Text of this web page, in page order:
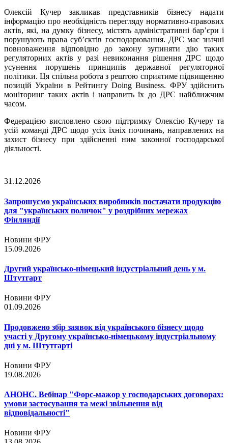
Олексій Кучер закликав представників бізнесу надати
інформацію про необхідність перегляду нормативно-правових
актів, які, на думку бізнесу, містять адміністративні бар’єри і
порушують права суб’єктів господарювання. ДРС має значні
повноваження відповідно до закону зупиняти дію таких
регуляторних актів у разі невиконання рішення ДРС щодо
усунення порушень принципів державної регуляторної
політики. Ця спільна робота з рештою сприятиме підвищенню
позицій України в Рейтингу Doing Business. ФРУ здійснить
моніторинг таких актів і направить їх до ДРС найближчим
часом.
Федерацією висловлено свою підтримку Олексію Кучеру та
усій команді ДРС щодо усіх їхніх починань, направлених на
захист бізнесу при здійсненні ним законної господарської
діяльності.
31.12.2026
Запрошуємо українських виробників постачати продукцію
для "українських поличок" у роздрібних мережах
Фінляндії
Новини ФРУ
15.09.2026
Другий українсько-німецький індустріальний день у м.
Штутгарт
Новини ФРУ
01.09.2026
Продовжено збір заявок від українського бізнесу щодо
участі у Другому українсько-німецькому індустріальному
дні у м. Штутгарті
Новини ФРУ
19.08.2026
АНОНС. Вебінар "Форс-мажор у господарських договорах:
умови застосування та межі звільнення від
відповідальності"
Новини ФРУ